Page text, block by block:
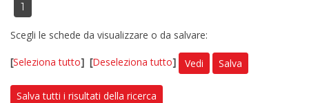
1
Scegli le schede da visualizzare o da salvare:
[Seleziona tutto] [Deseleziona tutto] Vedi Salva
Salva tutti i risultati della ricerca